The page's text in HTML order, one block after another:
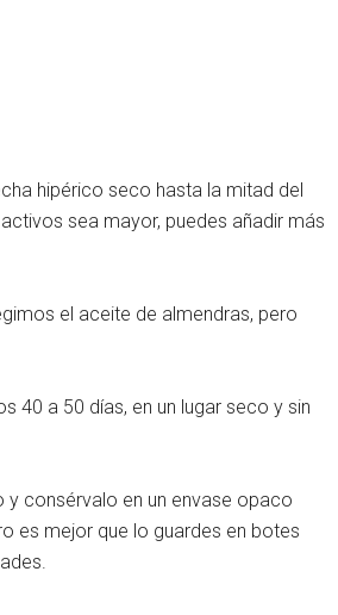
hipérico seco hasta la mitad del
sea mayor, puedes añadir más
el aceite de almendras, pero
40 a 50 días, en un lugar seco y sin
consérvalo en un envase opaco
es mejor que lo guardes en botes